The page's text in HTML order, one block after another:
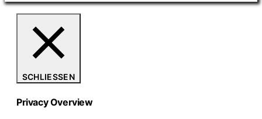
SCHLIESSEN
Privacy Overview